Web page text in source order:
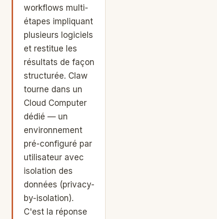
workflows multi-
étapes impliquant
plusieurs logiciels
et restitue les
résultats de façon
structurée. Claw
tourne dans un
Cloud Computer
dédié — un
environnement
pré-configuré par
utilisateur avec
isolation des
données (privacy-
by-isolation).
C'est la réponse